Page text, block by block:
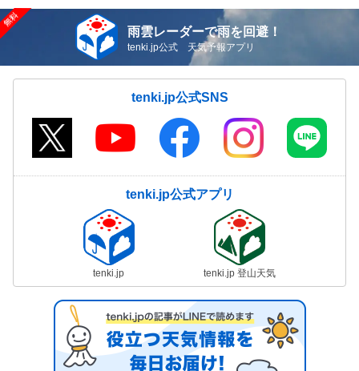
雨雲レーダーで雨を回避！
tenki.jp公式 天気予報アプリ
tenki.jp公式SNS
tenki.jp公式アプリ
tenki.jp tenki.jp 登山天気